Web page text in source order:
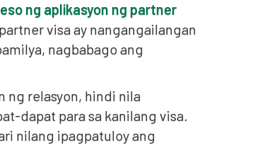
ng aplikasyon ng partner
visa ay nangangailangan
nagbabago ang
ng relasyon, hindi nila
dapat para sa kanilang visa.
nilang ipagpatuloy ang